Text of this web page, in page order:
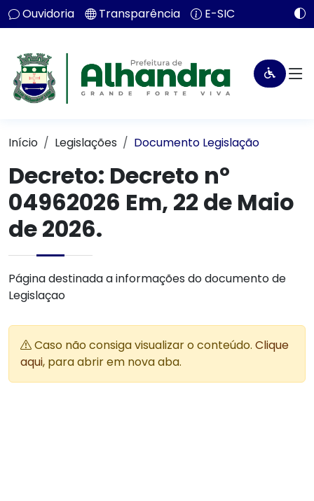
Ouvidoria Transparência E-SIC
Início Legislações Documento Legislação
Decreto: Decreto nº
04962026 Em, 22 de Maio
de 2026.
Página destinada a informações do documento de
Legislaçao
Caso não consiga visualizar o conteúdo. Clique
aqui, para abrir em nova aba.